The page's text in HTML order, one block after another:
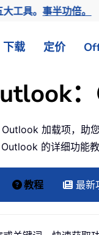
工具。事半功倍。
下载 定价
加载项，助
的详细功能教
教程 最新